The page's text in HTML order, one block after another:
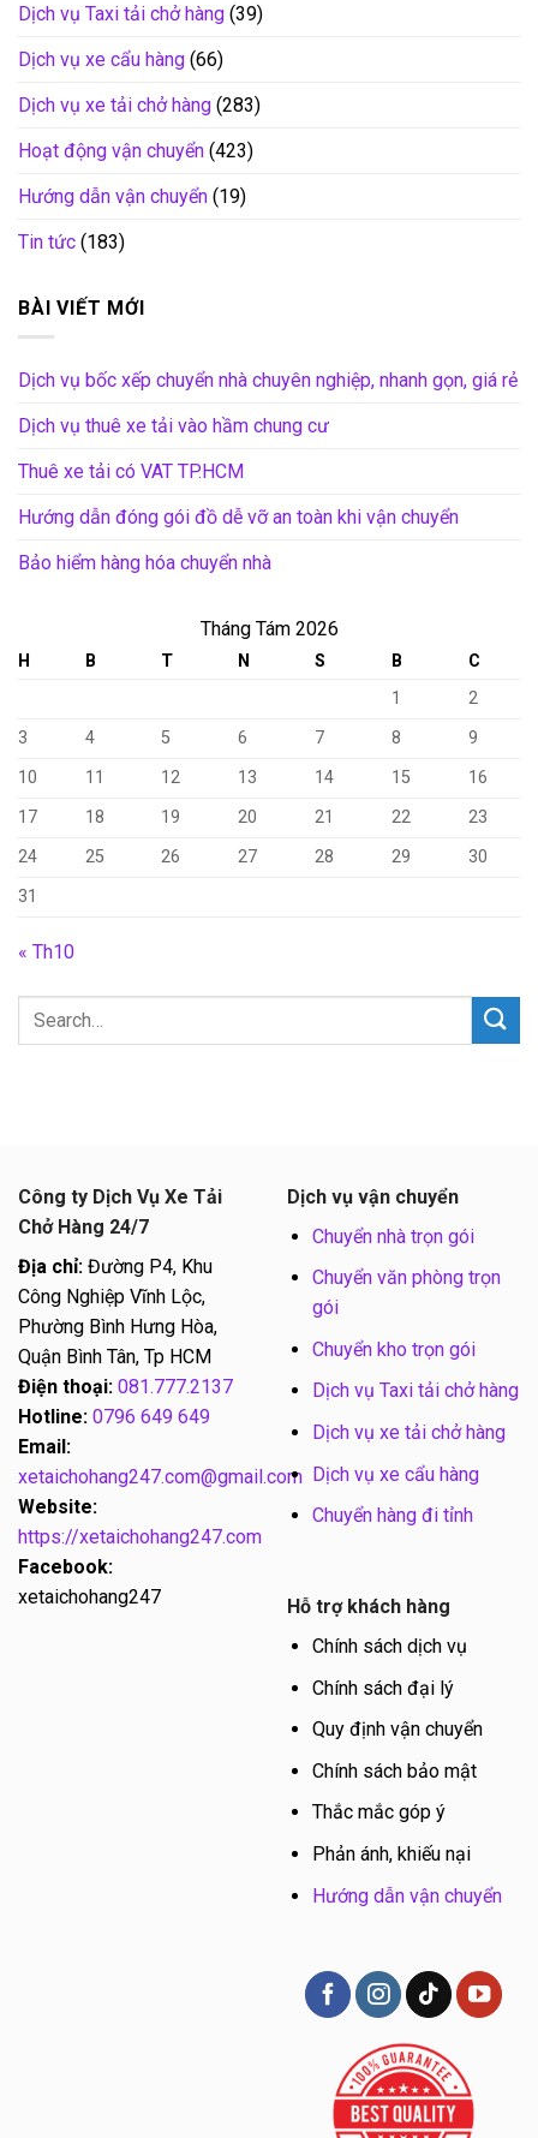
Dịch vụ Taxi tải chở hàng (39)
Dịch vụ xe cẩu hàng (66)
Dịch vụ xe tải chở hàng (283)
Hoạt động vận chuyển (423)
Hướng dẫn vận chuyển (19)
Tin tức (183)
BÀI VIẾT MỚI
Dịch vụ bốc xếp chuyển nhà chuyên nghiệp, nhanh gọn, giá rẻ
Dịch vụ thuê xe tải vào hầm chung cư
Thuê xe tải có VAT TP.HCM
Hướng dẫn đóng gói đồ dễ vỡ an toàn khi vận chuyển
Bảo hiểm hàng hóa chuyển nhà
Tháng Tám 2026
H B T N S B
C
1
2
3
4 5 6 7 8
9
10
11 12 13 14 15
16
17
18 19 20 21 22
23
24
25 26 27 28 29
30
31
« Th10
Công ty Dịch Vụ Xe Tải
Chở Hàng 24/7
Địa chỉ: Đường P4, Khu
Công Nghiệp Vĩnh Lộc,
Phường Bình Hưng Hòa,
Quận Bình Tân, Tp HCM
Điện thoại: 081.777.2137
Hotline: 0796 649 649
Email:
xetaichohang247.com@gmail.com
Website:
https://xetaichohang247.com
Facebook:
xetaichohang247
Dịch vụ vận chuyển
Chuyển nhà trọn gói
Chuyển văn phòng trọn
gói
Chuyển kho trọn gói
Dịch vụ Taxi tải chở hàng
Dịch vụ xe tải chở hàng
Dịch vụ xe cẩu hàng
Chuyển hàng đi tỉnh
Hỗ trợ khách hàng
Chính sách dịch vụ
Chính sách đại lý
Quy định vận chuyển
Chính sách bảo mật
Thắc mắc góp ý
Phản ánh, khiếu nại
Hướng dẫn vận chuyển